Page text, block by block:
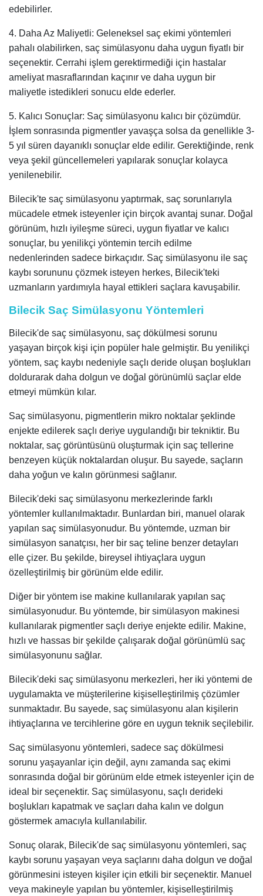
edebilirler.
4. Daha Az Maliyetli: Geleneksel saç ekimi yöntemleri
pahalı olabilirken, saç simülasyonu daha uygun fiyatlı bir
seçenektir. Cerrahi işlem gerektirmediği için hastalar
ameliyat masraflarından kaçınır ve daha uygun bir
maliyetle istedikleri sonucu elde ederler.
5. Kalıcı Sonuçlar: Saç simülasyonu kalıcı bir çözümdür.
İşlem sonrasında pigmentler yavaşça solsa da genellikle 3-
5 yıl süren dayanıklı sonuçlar elde edilir. Gerektiğinde, renk
veya şekil güncellemeleri yapılarak sonuçlar kolayca
yenilenebilir.
Bilecik'te saç simülasyonu yaptırmak, saç sorunlarıyla
mücadele etmek isteyenler için birçok avantaj sunar. Doğal
görünüm, hızlı iyileşme süreci, uygun fiyatlar ve kalıcı
sonuçlar, bu yenilikçi yöntemin tercih edilme
nedenlerinden sadece birkaçıdır. Saç simülasyonu ile saç
kaybı sorununu çözmek isteyen herkes, Bilecik'teki
uzmanların yardımıyla hayal ettikleri saçlara kavuşabilir.
Bilecik Saç Simülasyonu Yöntemleri
Bilecik'de saç simülasyonu, saç dökülmesi sorunu
yaşayan birçok kişi için popüler hale gelmiştir. Bu yenilikçi
yöntem, saç kaybı nedeniyle saçlı deride oluşan boşlukları
doldurarak daha dolgun ve doğal görünümlü saçlar elde
etmeyi mümkün kılar.
Saç simülasyonu, pigmentlerin mikro noktalar şeklinde
enjekte edilerek saçlı deriye uygulandığı bir tekniktir. Bu
noktalar, saç görüntüsünü oluşturmak için saç tellerine
benzeyen küçük noktalardan oluşur. Bu sayede, saçların
daha yoğun ve kalın görünmesi sağlanır.
Bilecik'deki saç simülasyonu merkezlerinde farklı
yöntemler kullanılmaktadır. Bunlardan biri, manuel olarak
yapılan saç simülasyonudur. Bu yöntemde, uzman bir
simülasyon sanatçısı, her bir saç teline benzer detayları
elle çizer. Bu şekilde, bireysel ihtiyaçlara uygun
özelleştirilmiş bir görünüm elde edilir.
Diğer bir yöntem ise makine kullanılarak yapılan saç
simülasyonudur. Bu yöntemde, bir simülasyon makinesi
kullanılarak pigmentler saçlı deriye enjekte edilir. Makine,
hızlı ve hassas bir şekilde çalışarak doğal görünümlü saç
simülasyonunu sağlar.
Bilecik'deki saç simülasyonu merkezleri, her iki yöntemi de
uygulamakta ve müşterilerine kişiselleştirilmiş çözümler
sunmaktadır. Bu sayede, saç simülasyonu alan kişilerin
ihtiyaçlarına ve tercihlerine göre en uygun teknik seçilebilir.
Saç simülasyonu yöntemleri, sadece saç dökülmesi
sorunu yaşayanlar için değil, aynı zamanda saç ekimi
sonrasında doğal bir görünüm elde etmek isteyenler için de
ideal bir seçenektir. Saç simülasyonu, saçlı derideki
boşlukları kapatmak ve saçları daha kalın ve dolgun
göstermek amacıyla kullanılabilir.
Sonuç olarak, Bilecik'de saç simülasyonu yöntemleri, saç
kaybı sorunu yaşayan veya saçlarını daha dolgun ve doğal
görünmesini isteyen kişiler için etkili bir seçenektir. Manuel
veya makineyle yapılan bu yöntemler, kişiselleştirilmiş